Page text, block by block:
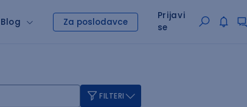
Blog Za poslodavce
Prijavi
se
FILTERI